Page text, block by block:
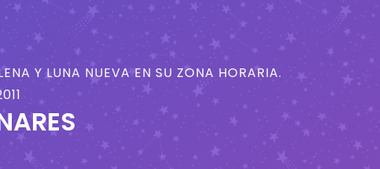
Y LUNA NUEVA EN SU ZONA HORARIA.